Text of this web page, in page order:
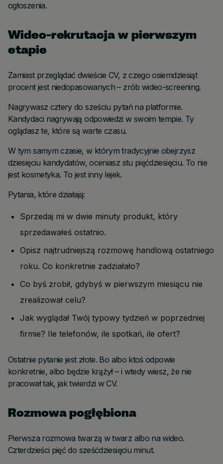
ogłoszenia.
Wideo-rekrutacja w pierwszym
etapie
Zamiast przeglądać dwieście CV, z czego osiemdziesiąt
procent jest niedopasowanych – zrób wideo-screening.
Nagrywasz cztery do sześciu pytań na platformie.
Kandydaci nagrywają odpowiedzi w swoim tempie. Ty
oglądasz te, które są warte czasu.
W tym samym czasie, w którym tradycyjnie obejrzysz
dziesięciu kandydatów, oceniasz stu pięćdziesięciu. To nie
jest kosmetyka. To jest inny lejek.
Pytania, które działają:
Sprzedaj mi w dwie minuty produkt, który
sprzedawałeś ostatnio.
Opisz najtrudniejszą rozmowę handlową ostatniego
roku. Co konkretnie zadziałało?
Co byś zrobił, gdybyś w pierwszym miesiącu nie
zrealizował celu?
Jak wyglądał Twój typowy tydzień w poprzedniej
firmie? Ile telefonów, ile spotkań, ile ofert?
Ostatnie pytanie jest złote. Bo albo ktoś odpowie
konkretnie, albo będzie krążył – i wtedy wiesz, że nie
pracował tak, jak twierdzi w CV.
Rozmowa pogłębiona
Pierwsza rozmowa twarzą w twarz albo na wideo.
Czterdzieści pięć do sześćdziesięciu minut.